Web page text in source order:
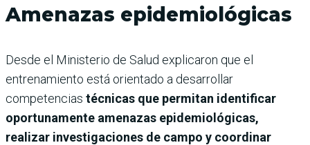
Amenazas epidemiológicas
Desde el Ministerio de Salud explicaron que el
entrenamiento está orientado a desarrollar
competencias técnicas que permitan identificar
oportunamente amenazas epidemiológicas,
realizar investigaciones de campo y coordinar